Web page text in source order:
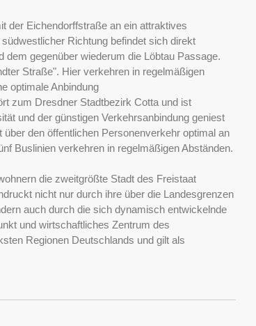
der Eichendorffstraße an ein attraktives
Richtung befindet sich direkt
gegenüber wiederum die Löbtau Passage.
Straße". Hier verkehren in regelmäßigen
optimale Anbindung
zum Dresdner Stadtbezirk Cotta und ist
und der günstigen Verkehrsanbindung geniest
den öffentlichen Personenverkehr optimal an
Buslinien verkehren in regelmäßigen Abständen.
die zweitgrößte Stadt des Freistaat
nicht nur durch ihre über die Landesgrenzen
auch durch die sich dynamisch entwickelnde
und wirtschaftliches Zentrum des
Regionen Deutschlands und gilt als